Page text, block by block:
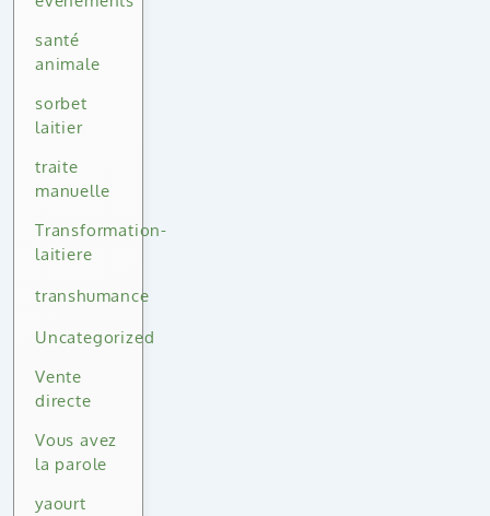
santé
animale
sorbet
laitier
traite
manuelle
Transformation-
laitiere
transhumance
Uncategorized
Vente
directe
Vous avez
la parole
yaourt